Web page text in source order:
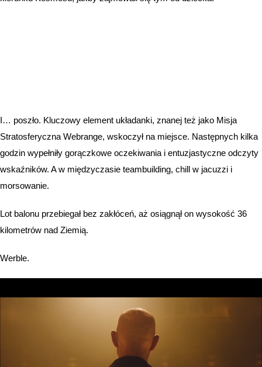
I… poszło. Kluczowy element układanki, znanej też jako Misja
Stratosferyczna Webrange, wskoczył na miejsce. Następnych kilka
godzin wypełniły gorączkowe oczekiwania i entuzjastyczne odczyty
wskaźników. A w międzyczasie teambuilding, chill w jacuzzi i
morsowanie.
Lot balonu przebiegał bez zakłóceń, aż osiągnął on wysokość 36
kilometrów nad Ziemią.
Werble.